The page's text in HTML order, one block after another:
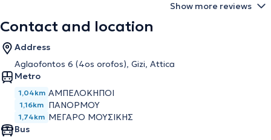
Show more reviews
Contact and location
Address
Aglaofontos 6 (4os orofos), Gizi, Attica
Metro
1,04km ΑΜΠΕΛΟΚΗΠΟΙ
1,16km ΠΑΝΟΡΜΟΥ
1,74km ΜΕΓΑΡΟ ΜΟΥΣΙΚΗΣ
Bus